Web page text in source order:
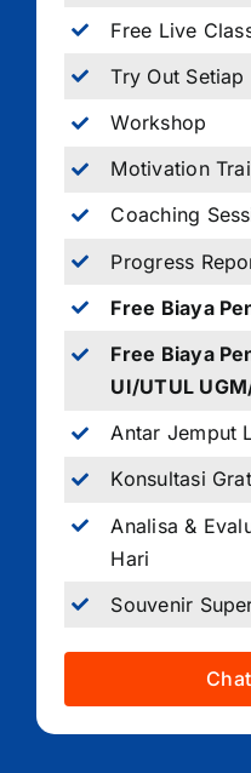
Free Live
Try Out Setiap
Workshop
Motivation
Coaching
Progress
Free Biaya
Free Biaya
UI/UTUL
Antar Jemput
Konsultasi
Analisa &
Hari
Souvenir